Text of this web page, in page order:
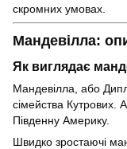
скромних умовах.
Мандевілла:
Як виглядає
Мандевілла, або
сімейства Кутрових.
Південну Америку.
Швидко зростаючі